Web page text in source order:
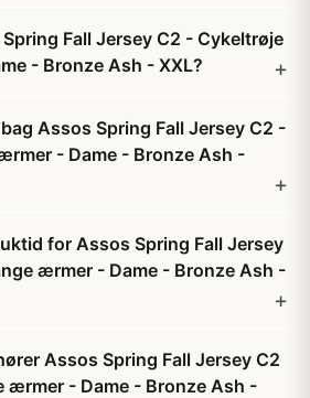
Fall Jersey C2 - Cykeltrøje
- Bronze Ash - XXL?
Assos Spring Fall Jersey C2 -
- Dame - Bronze Ash -
for Assos Spring Fall Jersey
ærmer - Dame - Bronze Ash -
Assos Spring Fall Jersey C2
ærmer - Dame - Bronze Ash -